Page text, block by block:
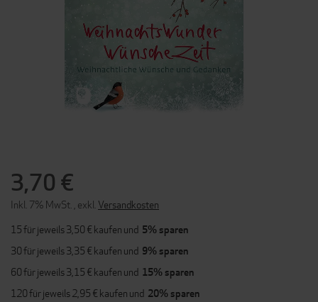
3,70 €
Inkl. 7% MwSt. exkl. Versandkosten
15 für jeweils3,50 € kaufen und 5% sparen
30 für jeweils3,35 € kaufen und 9% sparen
60 für jeweils3,15 € kaufen und 15% sparen
120 für jeweils 2,95 € kaufen und 20% sparen